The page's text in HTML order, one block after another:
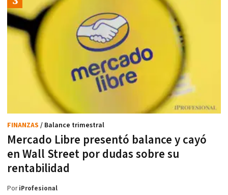
Mercado Libre presentó balance y cayó
en Wall Street por dudas sobre su
rentabilidad
FINANZAS / Balance trimestral
PoriProfesional